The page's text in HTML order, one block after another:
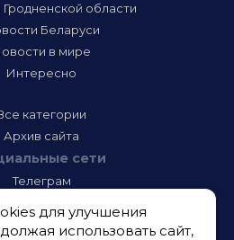
области
Беларуси
в мире
Интересно
категории
Архив сайта
сети
Телеграм
Инстаграм
Тик-Ток
для улучшения
использовать сайт,